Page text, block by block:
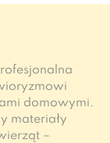
domowymi.
materiały
–